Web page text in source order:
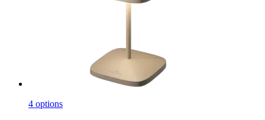
4 options